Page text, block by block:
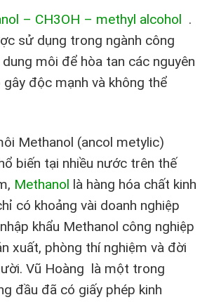
– CH3OH – methyl alcohol .
sử dụng trong ngành công
môi để hòa tan các nguyên
gây độc mạnh và không thể
Methanol (ancol metylic)
biến tại nhiều nước trên thế
Methanol là hàng hóa chất kinh
có khoảng vài doanh nghiệp
khẩu Methanol công nghiệp
xuất, phòng thí nghiệm và đời
Vũ Hoàng là một trong
đầu đã có giấy phép kinh